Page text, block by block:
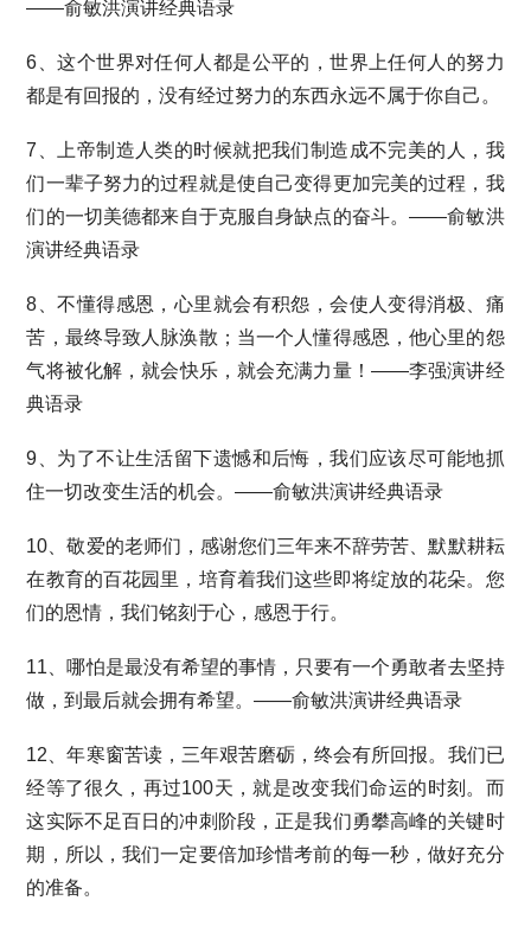
——俞敏洪演讲经典语录
6、这个世界对任何人都是公平的，世界上任何人的努力
都是有回报的，没有经过努力的东西永远不属于你自己。
7、上帝制造人类的时候就把我们制造成不完美的人，我
们一辈子努力的过程就是使自己变得更加完美的过程，我
们的一切美德都来自于克服自身缺点的奋斗。——俞敏洪
演讲经典语录
8、不懂得感恩，心里就会有积怨，会使人变得消极、痛
苦，最终导致人脉涣散；当一个人懂得感恩，他心里的怨
气将被化解，就会快乐，就会充满力量！——李强演讲经
典语录
9、为了不让生活留下遗憾和后悔，我们应该尽可能地抓
住一切改变生活的机会。——俞敏洪演讲经典语录
10、敬爱的老师们，感谢您们三年来不辞劳苦、默默耕耘
在教育的百花园里，培育着我们这些即将绽放的花朵。您
们的恩情，我们铭刻于心，感恩于行。
11、哪怕是最没有希望的事情，只要有一个勇敢者去坚持
做，到最后就会拥有希望。——俞敏洪演讲经典语录
12、年寒窗苦读，三年艰苦磨砺，终会有所回报。我们已
经等了很久，再过100天，就是改变我们命运的时刻。而
这实际不足百日的冲刺阶段，正是我们勇攀高峰的关键时
期，所以，我们一定要倍加珍惜考前的每一秒，做好充分
的准备。